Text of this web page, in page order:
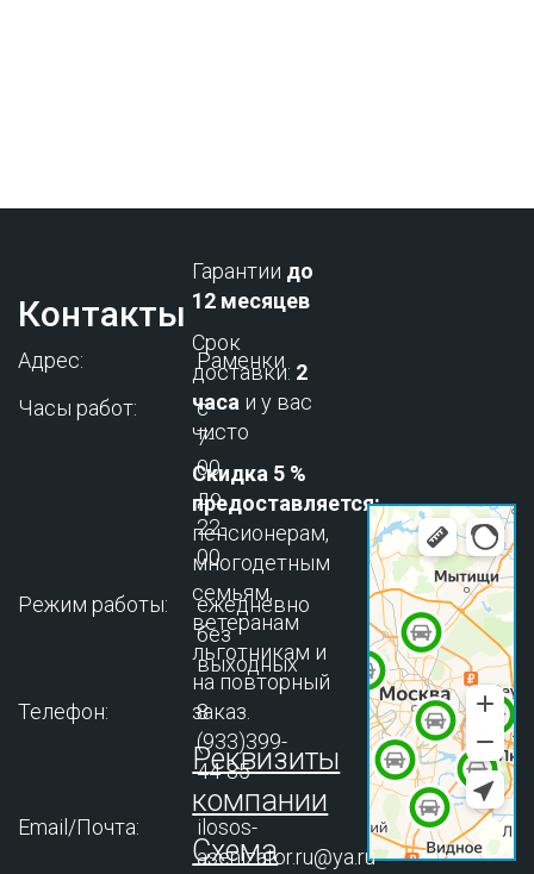
Контакты
Адрес:
Раменки
Часы работ:
с
7-
00
до
22-
00
Режим работы:
ежедневно
без
выходных
Телефон:
8
(933)399-
44-85
Email/Почта:
ilosos-
asenizator.ru@ya.ru
Гарантии до
12 месяцев
Срок
доставки: 2
часа и у вас
чисто
Скидка 5 %
предоставляется:
пенсионерам,
многодетным
семьям,
ветеранам
льготникам и
на повторный
заказ.
Реквизиты
компании
Схема